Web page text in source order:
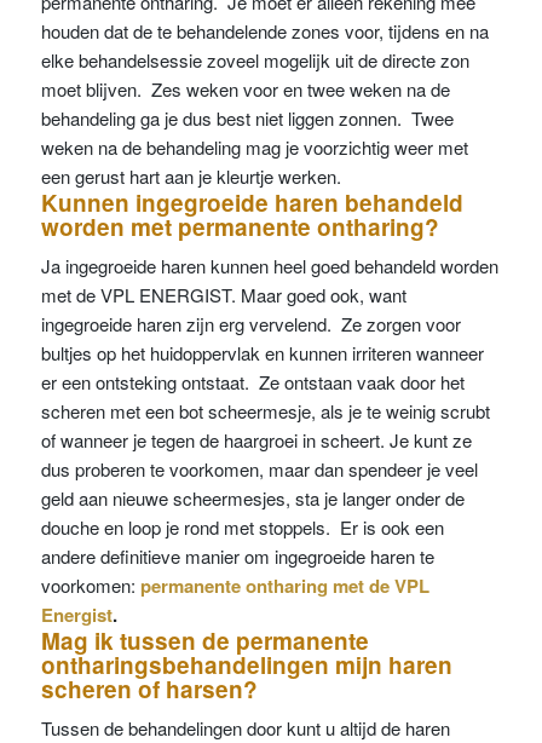
houden dat de te behandelende zones voor, tijdens en na
elke behandelsessie zoveel mogelijk uit de directe zon
moet blijven. Zes weken voor en twee weken na de
behandeling ga je dus best niet liggen zonnen. Twee
weken na de behandeling mag je voorzichtig weer met
een gerust hart aan je kleurtje werken.
Kunnen ingegroeide haren behandeld
worden met permanente ontharing?
Ja ingegroeide haren kunnen heel goed behandeld worden
met de VPL ENERGIST. Maar goed ook, want
ingegroeide haren zijn erg vervelend. Ze zorgen voor
bultjes op het huidoppervlak en kunnen irriteren wanneer
er een ontsteking ontstaat. Ze ontstaan vaak door het
scheren met een bot scheermesje, als je te weinig scrubt
of wanneer je tegen de haargroei in scheert. Je kunt ze
dus proberen te voorkomen, maar dan spendeer je veel
geld aan nieuwe scheermesjes, sta je langer onder de
douche en loop je rond met stoppels. Er is ook een
andere definitieve manier om ingegroeide haren te
voorkomen: permanente ontharing met de VPL
Energist.
Mag ik tussen de permanente
ontharingsbehandelingen mijn haren
scheren of harsen?
Tussen de behandelingen door kunt u altijd de haren